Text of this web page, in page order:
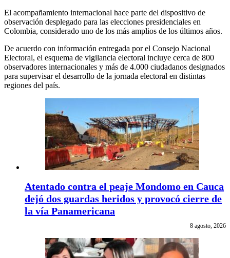
El acompañamiento internacional hace parte del dispositivo de
observación desplegado para las elecciones presidenciales en
Colombia, considerado uno de los más amplios de los últimos años.
De acuerdo con información entregada por el Consejo Nacional
Electoral, el esquema de vigilancia electoral incluye cerca de 800
observadores internacionales y más de 4.000 ciudadanos designados
para supervisar el desarrollo de la jornada electoral en distintas
regiones del país.
Atentado contra el peaje Mondomo en Cauca
dejó dos guardas heridos y provocó cierre de
la vía Panamericana
8 agosto, 2026